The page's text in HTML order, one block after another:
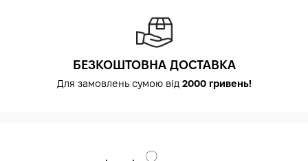
БЕЗКОШТОВНА ДОСТАВКА
Для замовлень сумою від 2000 гривень!